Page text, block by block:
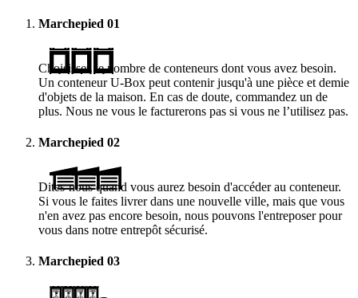
Marchepied 01
Choisissez le nombre de conteneurs dont vous avez besoin.
Un conteneurU-Box peut contenir jusqu'à une pièce et demie
d'objets de la maison. En cas de doute, commandez un de
plus. Nous ne vous le facturerons pas si vous ne l’utilisez pas.
Marchepied 02
Dites-nous quand vous aurez besoin d'accéder au conteneur.
Si vous le faites livrer dans une nouvelle ville, mais que vous
n'en avez pas encore besoin, nous pouvons l'entreposer pour
vous dans notre entrepôt sécurisé.
Marchepied 03